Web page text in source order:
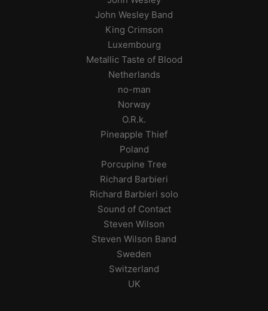
John Wesley Band
King Crimson
Luxembourg
Metallic Taste of Blood
Netherlands
no-man
Norway
O.R.k.
Pineapple Thief
Poland
Porcupine Tree
Richard Barbieri
Richard Barbieri solo
Sound of Contact
Steven Wilson
Steven Wilson Band
Sweden
Switzerland
UK